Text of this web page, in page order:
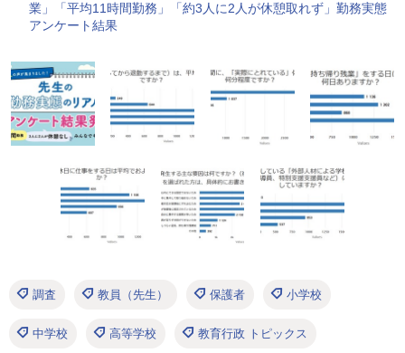
業」「平均11時間勤務」「約3人に2人が休憩取れず」勤務実態
アンケート結果
調査 教員（先生） 保護者 小学校
中学校 高等学校 教育行政 トピックス